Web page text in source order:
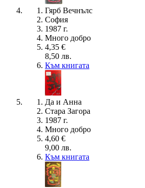
Гярб Вечнълс
София
1987 г.
Много добро
4,35 €
8,50 лв.
Към книгата
Да и Анна
Стара Загора
1987 г.
Много добро
4,60 €
9,00 лв.
Към книгата